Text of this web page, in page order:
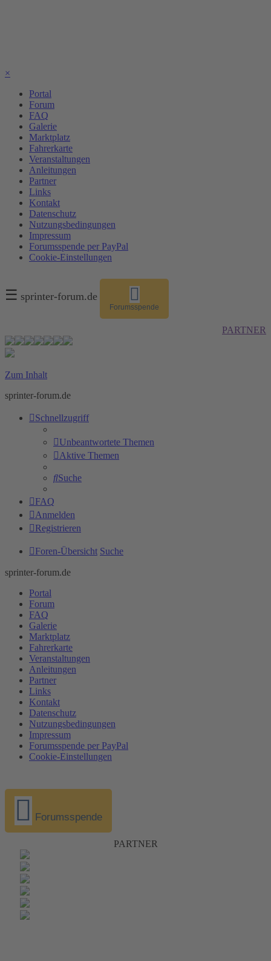
×
Portal
Forum
FAQ
Galerie
Marktplatz
Fahrerkarte
Veranstaltungen
Anleitungen
Partner
Links
Kontakt
Datenschutz
Nutzungsbedingungen
Impressum
Forumsspende per PayPal
Cookie-Einstellungen
☰ sprinter-forum.de
Forumsspende
PARTNER
Zum Inhalt
sprinter-forum.de
Schnellzugriff
Unbeantwortete Themen
Aktive Themen
Suche
FAQ
Anmelden
Registrieren
Foren-Übersicht Suche
sprinter-forum.de
Portal
Forum
FAQ
Galerie
Marktplatz
Fahrerkarte
Veranstaltungen
Anleitungen
Partner
Links
Kontakt
Datenschutz
Nutzungsbedingungen
Impressum
Forumsspende per PayPal
Cookie-Einstellungen
Forumsspende
PARTNER